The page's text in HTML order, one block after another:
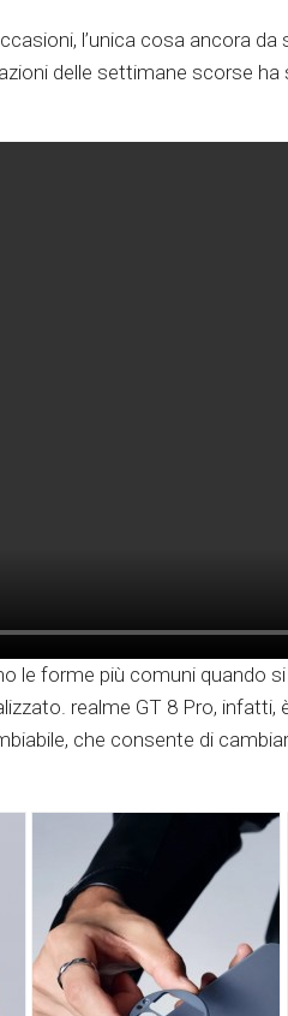
l’unica cosa ancora da
delle settimane scorse
le forme più comuni quando
realme GT 8 Pro,
che consente di